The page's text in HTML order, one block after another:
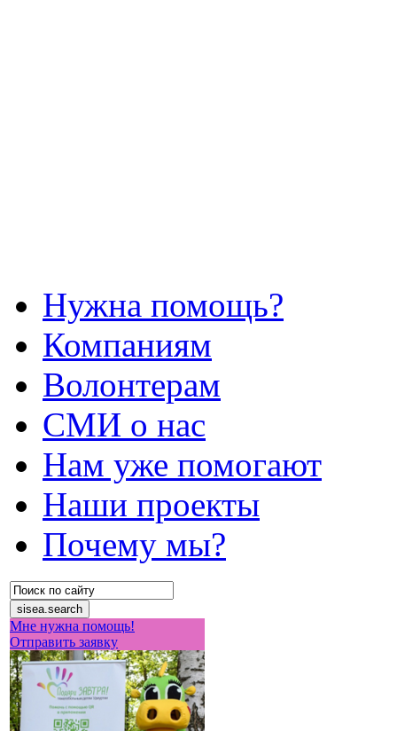
Нужна помощь?
Компаниям
Волонтерам
СМИ о нас
Нам уже помогают
Наши проекты
Почему мы?
Мне нужна помощь!
Отправить заявку